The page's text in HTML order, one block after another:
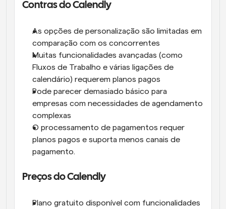
Contras do Calendly
As opções de personalização são limitadas em
comparação com os concorrentes
Muitas funcionalidades avançadas (como
Fluxos de Trabalho e várias ligações de
calendário) requerem planos pagos
Pode parecer demasiado básico para
empresas com necessidades de agendamento
complexas
O processamento de pagamentos requer
planos pagos e suporta menos canais de
pagamento.
Preços do Calendly
Plano gratuito disponível com funcionalidades